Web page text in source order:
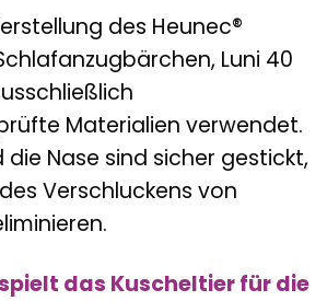
des Heunec®
Luni 40
Materialien verwendet.
die Nase sind sicher gestickt,
Verschluckens von
das Kuscheltier für die